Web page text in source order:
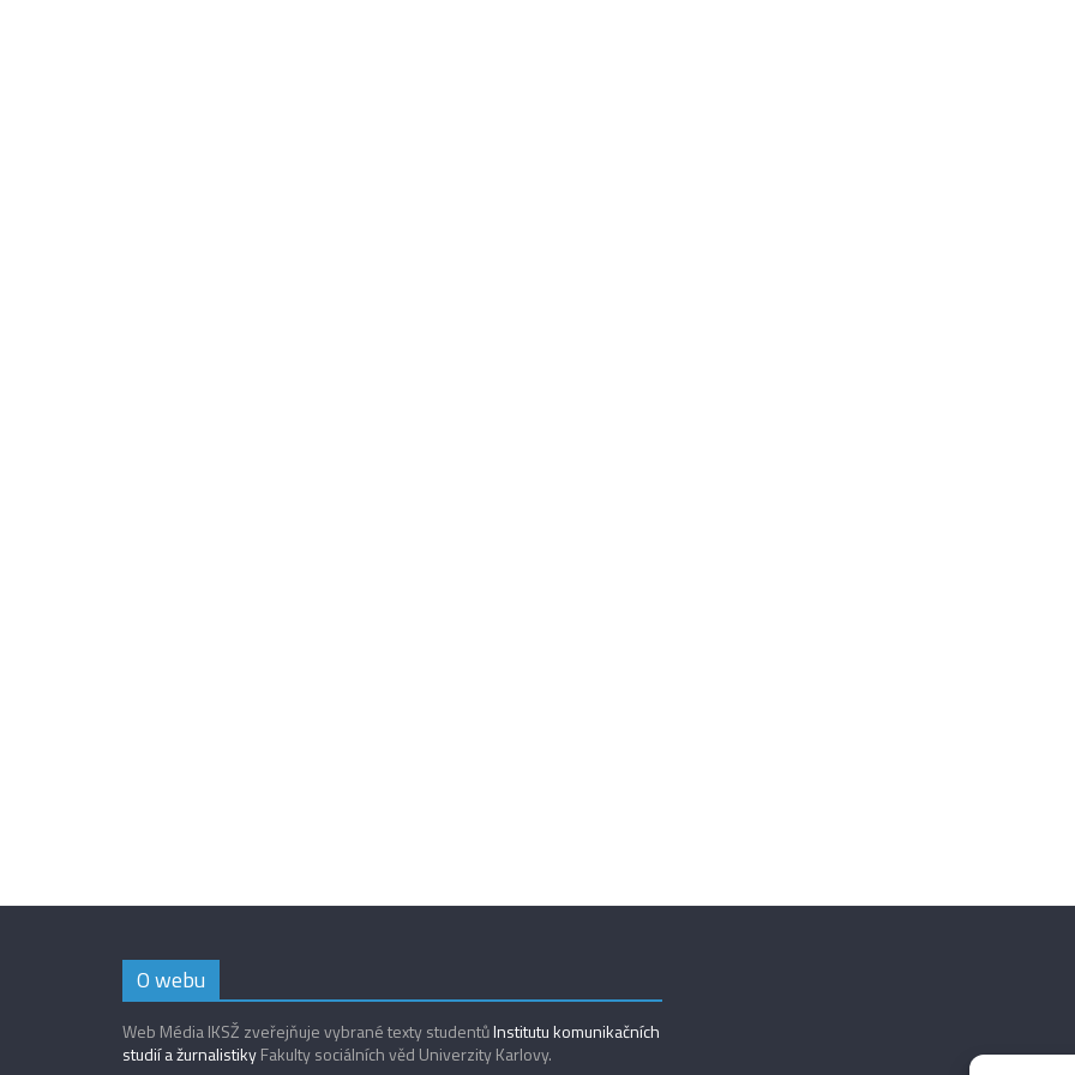
O webu
Web Média IKSŽ zveřejňuje vybrané texty studentůInstitutu komunikačních
studií a žurnalistikyFakulty sociálních věd Univerzity Karlovy.